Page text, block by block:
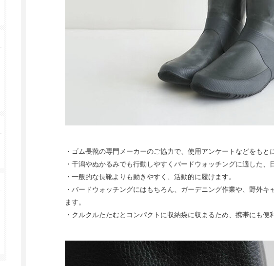
・ゴム長靴の専門メーカーのご協力で、使用アンケートなどをもと
・干潟やぬかるみでも行動しやすくバードウォッチングに適した、
・一般的な長靴よりも動きやすく、活動的に履けます。
・バードウォッチングにはもちろん、ガーデニング作業や、野外
ます。
・クルクルたたむとコンパクトに収納袋に収まるため、携帯にも便